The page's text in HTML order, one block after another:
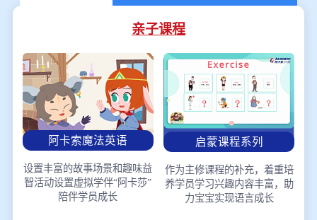
亲子课程
阿卡索魔法英语
设置丰富的故事场景和趣味益
智活动设置虚拟学伴“阿卡莎”
陪伴学员成长
启蒙课程系列
作为主修课程的补充，着重培
养学员学习兴趣内容丰富，助
力宝宝实现语言成长